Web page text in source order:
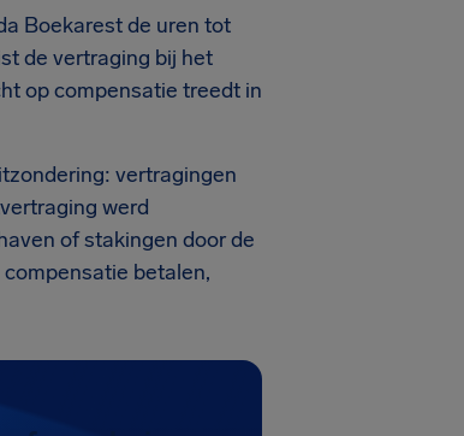
Boekarest de uren tot
de vertraging bij het
op compensatie treedt in
vertragingen
werd
of stakingen door de
betalen,